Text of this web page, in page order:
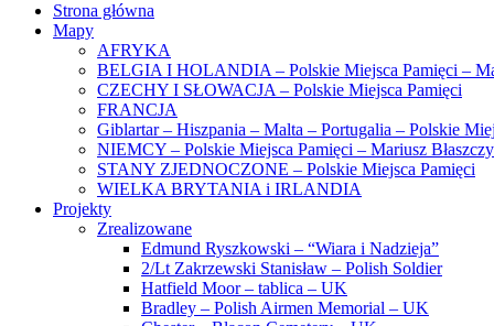
Strona główna
Mapy
AFRYKA
BELGIA I HOLANDIA – Polskie Miejsca Pamięci –
CZECHY I SŁOWACJA – Polskie Miejsca Pamięci
FRANCJA
Giblartar – Hiszpania – Malta – Portugalia – Polskie
NIEMCY – Polskie Miejsca Pamięci – Mariusz
STANY ZJEDNOCZONE – Polskie Miejsca Pamięci
WIELKA BRYTANIA i IRLANDIA
Projekty
Zrealizowane
Edmund Ryszkowski – “Wiara i Nadzieja”
2/Lt Zakrzewski Stanisław – Polish Soldier
Hatfield Moor – tablica – UK
Bradley – Polish Airmen Memorial – UK